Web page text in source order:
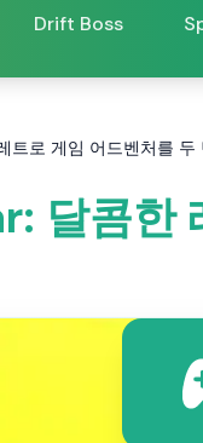
Drift Boss
트로 게임 어드벤처를 두
달콤한